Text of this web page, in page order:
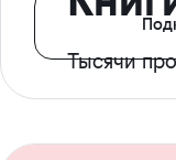
Тысячи
с